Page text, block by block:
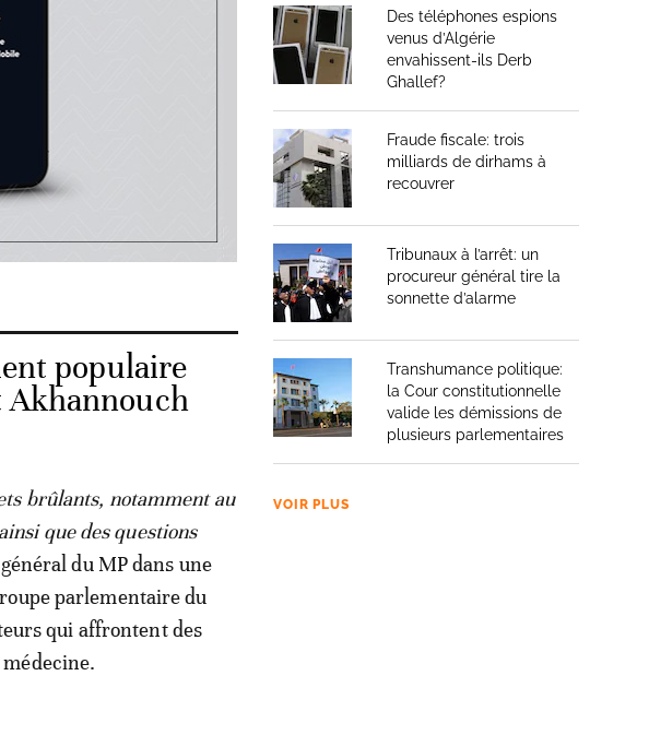
venus de toutes les
sous-entendent la
d’avocats,
toutes liées au MP
les régions. «
dès lors qu’un
populaire
Akhannouch
brûlants, notamment au
que des questions
du MP dans une
parlementaire du
qui affrontent des
Des téléphones espions
venus d’Algérie
envahissent-ils Derb
Ghallef?
Fraude fiscale: trois
milliards de dirhams à
recouvrer
Tribunaux à l’arrêt: un
procureur général tire la
sonnette d’alarme
Transhumance politique:
la Cour constitutionnelle
valide les démissions de
plusieurs parlementaires
VOIR PLUS